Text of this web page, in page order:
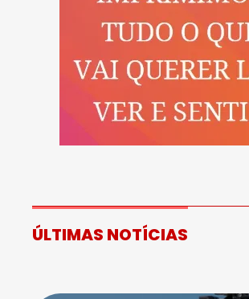
ÚLTIMAS NOTÍCIAS